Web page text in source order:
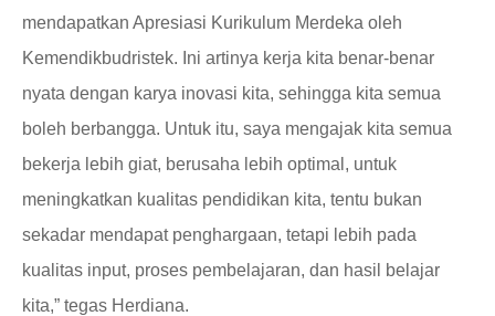
mendapatkan Apresiasi Kurikulum Merdeka oleh
Kemendikbudristek. Ini artinya kerja kita benar-benar
nyata dengan karya inovasi kita, sehingga kita semua
boleh berbangga. Untuk itu, saya mengajak kita semua
bekerja lebih giat, berusaha lebih optimal, untuk
meningkatkan kualitas pendidikan kita, tentu bukan
sekadar mendapat penghargaan, tetapi lebih pada
kualitas input, proses pembelajaran, dan hasil belajar
kita,” tegas Herdiana.